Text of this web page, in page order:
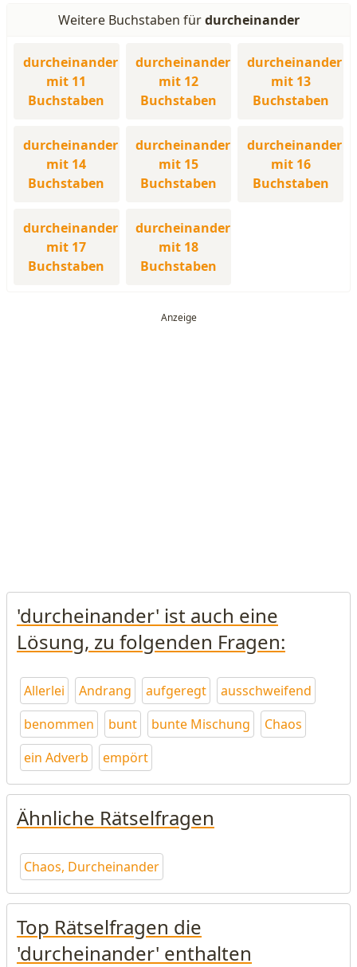
Weitere Buchstaben fürdurcheinander
durcheinander
mit 11
Buchstaben
durcheinander
mit 12
Buchstaben
durcheinander
mit 13
Buchstaben
durcheinander
mit 14
Buchstaben
durcheinander
mit 15
Buchstaben
durcheinander
mit 16
Buchstaben
durcheinander
mit 17
Buchstaben
durcheinander
mit 18
Buchstaben
'durcheinander' ist auch eine
Lösung, zu folgenden Fragen:
Allerlei Andrang aufgeregt
ausschweifend
benommen
bunt bunte Mischung
Chaos
ein Adverb
empört
Ähnliche Rätselfragen
Chaos, Durcheinander
Top Rätselfragen die
'durcheinander' enthalten